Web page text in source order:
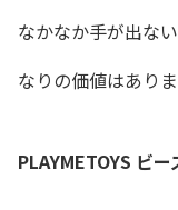
なかなか手が出な
なりの価値はありま
PLAYMETOYS ビ